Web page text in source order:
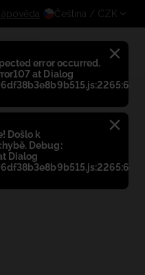
error occurred.
at Dialog
Došlo k
Debug:
Dialog
Čeština / CZK